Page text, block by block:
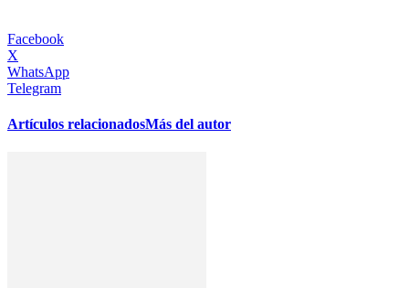
Facebook
X
WhatsApp
Telegram
Artículos relacionadosMás del autor